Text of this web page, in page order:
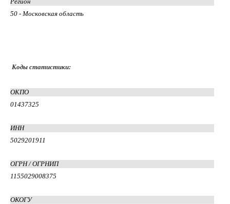
50 - Московская область
Коды статистики:
ОКПО
01437325
ИНН
5029201911
ОГРН / ОГРНИП
1155029008375
ОКОГУ